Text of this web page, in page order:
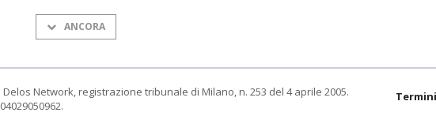
ANCORA
Delos Network, registrazione tribunale di Milano, n. 253 del 4 aprile 2005.